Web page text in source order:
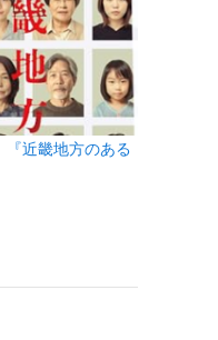
『近畿地方のある